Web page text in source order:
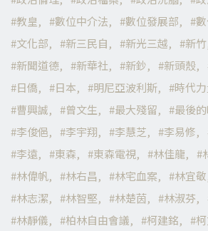
教皇
數位中介法 數位發展部
文化部
新三民自 新光三越 新竹
新聞道德
新華社 新鈔 新頭殼
日僑
日本 明尼亞波利斯 時代
曹興誠
曾文生 最大殘留 最後
李俊俋
李宇翔 李慧芝 李易修
李遠
東森 東森電視 林佳龍
林偉帆
林右昌 林宅血案 林宜敬
林志潔
林智堅 林楚茵 林淑芬
林靜儀
柏林自由會議 柯建銘